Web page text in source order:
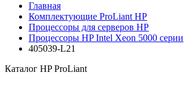
Главная
Комплектующие ProLiant HP
Процессоры для серверов HP
Процессоры HP Intel Xeon 5000 серии
405039-L21
Каталог HP ProLiant